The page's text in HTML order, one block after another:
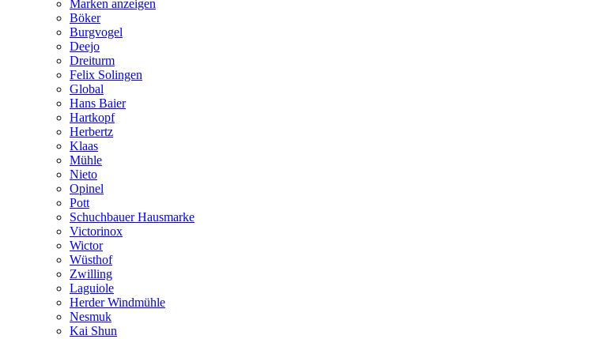
Marken anzeigen
Böker
Burgvogel
Deejo
Dreiturm
Felix Solingen
Global
Hans Baier
Hartkopf
Herbertz
Klaas
Mühle
Nieto
Opinel
Pott
Schuchbauer Hausmarke
Victorinox
Wictor
Wüsthof
Zwilling
Laguiole
Herder Windmühle
Nesmuk
Kai Shun